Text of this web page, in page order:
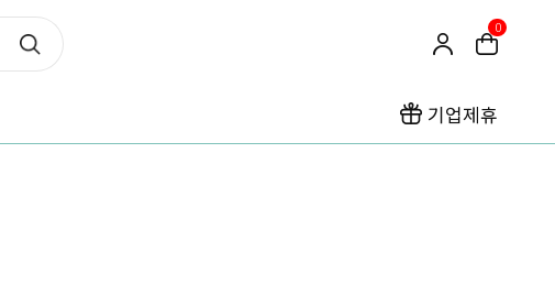
0
기업제휴